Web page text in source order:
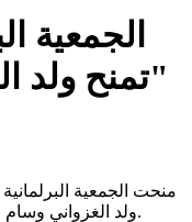
الجمعية
تمنح ولد الغزواني "وسام الثريا"
منحت الجمعية
ولد الغزواني وسام الثريا، الذي يعد أعلى وسام تمنحه الجمعية.